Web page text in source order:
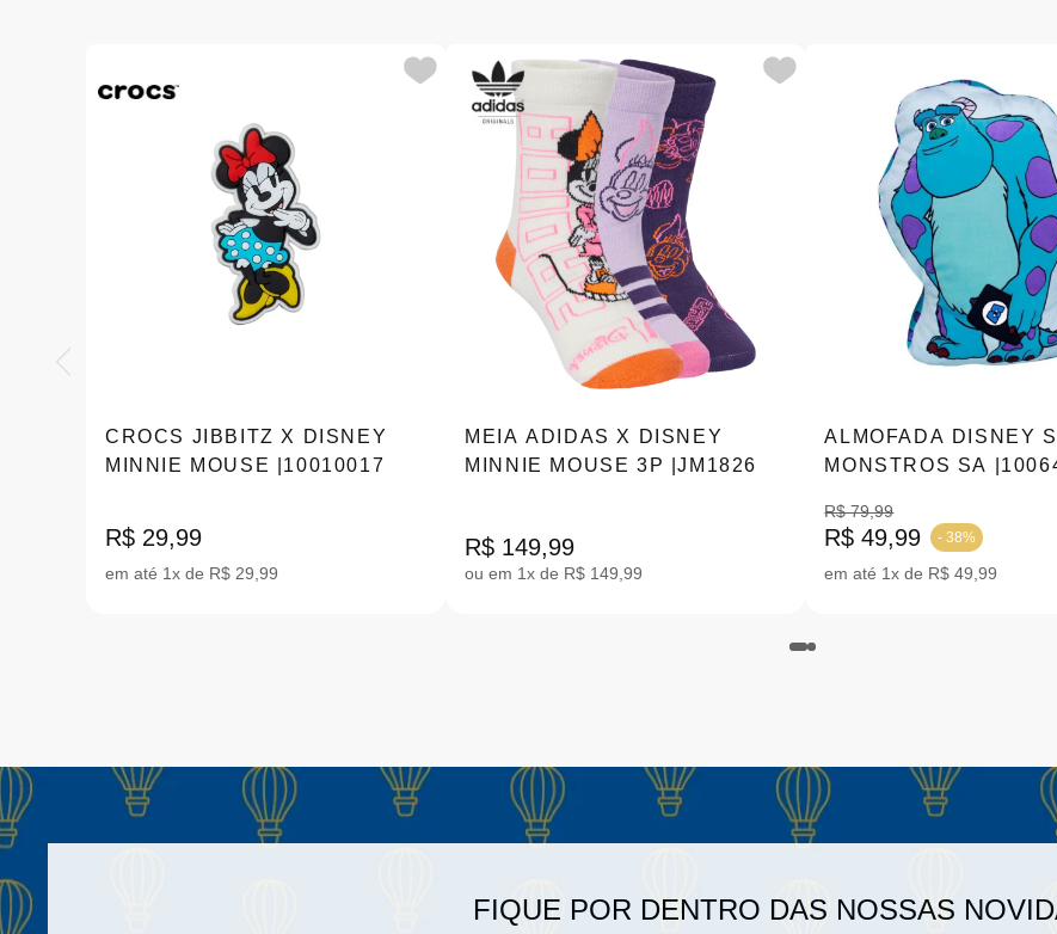
CROCS JIBBITZ X DISNEY
MINNIE MOUSE |10010017
R$ 29,99
em até 1x de R$ 29,99
MEIA ADIDAS X DISNEY
MINNIE MOUSE 3P |JM1826
R$ 149,99
ou em 1x de R$ 149,99
ALMOFADA DISNEY
MONSTROS SA
R$ 79,99
R$ 49,99 - 38%
em até 1x de R$ 49,99
FIQUE POR DENTRO DAS NOSSAS